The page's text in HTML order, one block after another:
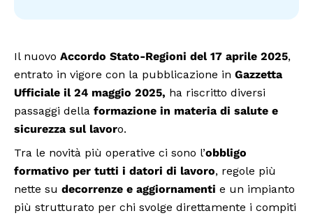
Il nuovo Accordo Stato-Regioni del 17 aprile 2025,
entrato in vigore con la pubblicazione in Gazzetta
Ufficiale il 24 maggio 2025, ha riscritto diversi
passaggi della formazione in materia di salute e
sicurezza sul lavoro.
Tra le novità più operative ci sono l’obbligo
formativo per tutti i datori di lavoro, regole più
nette su decorrenze e aggiornamenti e un impianto
più strutturato per chi svolge direttamente i compiti